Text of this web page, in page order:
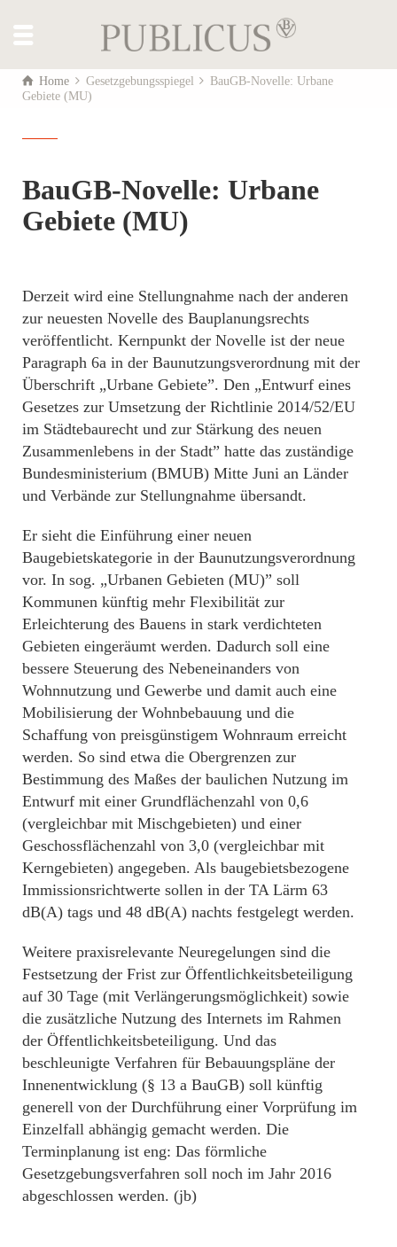
Home Gesetzgebungsspiegel
BauGB-Novelle: Urbane
Gebiete (MU)
BauGB-Novelle: Urbane
Gebiete (MU)
Derzeit wird eine Stellungnahme nach der anderen
zur neuesten Novelle des Bauplanungsrechts
veröffentlicht. Kernpunkt der Novelle ist der neue
Paragraph 6a in der Baunutzungsverordnung mit der
Überschrift „Urbane Gebiete”. Den „Entwurf eines
Gesetzes zur Umsetzung der Richtlinie 2014/52/EU
im Städtebaurecht und zur Stärkung des neuen
Zusammenlebens in der Stadt” hatte das zuständige
Bundesministerium (BMUB) Mitte Juni an Länder
und Verbände zur Stellungnahme übersandt.
Er sieht die Einführung einer neuen
Baugebietskategorie in der Baunutzungsverordnung
vor. In sog. „Urbanen Gebieten (MU)” soll
Kommunen künftig mehr Flexibilität zur
Erleichterung des Bauens in stark verdichteten
Gebieten eingeräumt werden. Dadurch soll eine
bessere Steuerung des Nebeneinanders von
Wohnnutzung und Gewerbe und damit auch eine
Mobilisierung der Wohnbebauung und die
Schaffung von preisgünstigem Wohnraum erreicht
werden. So sind etwa die Obergrenzen zur
Bestimmung des Maßes der baulichen Nutzung im
Entwurf mit einer Grundflächenzahl von 0,6
(vergleichbar mit Mischgebieten) und einer
Geschossflächenzahl von 3,0 (vergleichbar mit
Kerngebieten) angegeben. Als baugebietsbezogene
Immissionsrichtwerte sollen in der TA Lärm 63
dB(A) tags und 48 dB(A) nachts festgelegt werden.
Weitere praxisrelevante Neuregelungen sind die
Festsetzung der Frist zur Öffentlichkeitsbeteiligung
auf 30 Tage (mit Verlängerungsmöglichkeit) sowie
die zusätzliche Nutzung des Internets im Rahmen
der Öffentlichkeitsbeteiligung. Und das
beschleunigte Verfahren für Bebauungspläne der
Innenentwicklung (§ 13 a BauGB) soll künftig
generell von der Durchführung einer Vorprüfung im
Einzelfall abhängig gemacht werden. Die
Terminplanung ist eng: Das förmliche
Gesetzgebungsverfahren soll noch im Jahr 2016
abgeschlossen werden. (jb)